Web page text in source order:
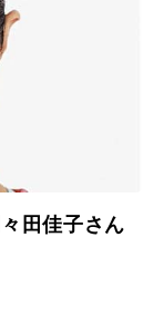
田佳子さん